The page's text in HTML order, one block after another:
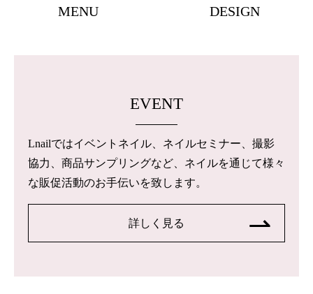
MENU DESIGN
EVENT
Lnailではイベントネイル、ネイルセミナー、撮影
協力、商品サンプリングなど、ネイルを通じて様々
な販促活動のお手伝いを致します。
詳しく見る